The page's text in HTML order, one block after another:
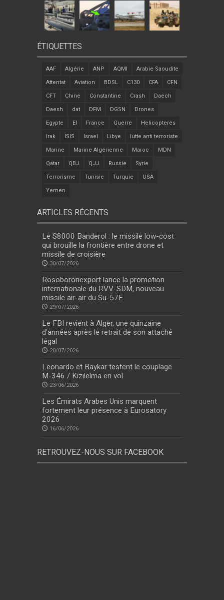
ÉTIQUETTES
AAF Algérie ANP AQMI Arabie Saoudite
Attentat Aviation BDSL C130 CFA CFN
CFT Chine Constantine Crash Daech
Daesh dat DFM DGSN Drones
Egypte EI France Guerre Helicopteres
Irak ISIS Israel Libye lutte anti terroriste
Marine Marine Algérienne Maroc MDN
Qatar QBJ QJJ Russie Syrie
Terrorisme Tunisie Turquie USA
Yemen
ARTICLES RÉCENTS
Le S8000 Banderol : le missile low-cost
qui brouille la frontière entre drone et
missile de croisière
30/07/2026
Rosoboronexport lance la promotion
internationale du RVV-SDM, nouveau
missile air-air du Su-57E
29/07/2026
Le FBI revient à Alger, une quinzaine
d’années après le retrait de son attaché
légal
20/07/2026
Leonardo et Baykar testent le couplage
M-346 / Kızılelma en vol
23/06/2026
Les Émirats Arabes Unis marquent
fortement leur présence à Eurosatory
2026
16/06/2026
RETROUVEZ-NOUS SUR FACEBOOK